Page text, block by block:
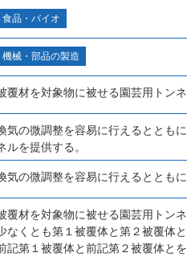
食品・バイオ
機械・部品の製造
覆材を対象物に被せる園芸用トン
気の微調整を容易に行えるととも
ルを提供する。
気の微調整を容易に行えるととも
覆材を対象物に被せる園芸用トンネ
なくとも第１被覆体と第２被覆体と
記第１被覆体と前記第２被覆体とを